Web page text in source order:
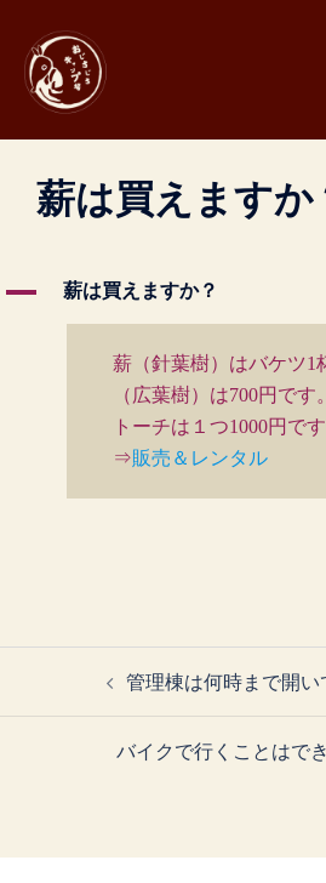
ツ
プ
薪は買えますか
A 薪は買えますか？
薪（針葉樹）はバケツ1
（広葉樹）は700円で
トーチは１つ1000円です
⇒販売＆レンタル
シ
管理棟は何時まで開い
バイクで行くことはで